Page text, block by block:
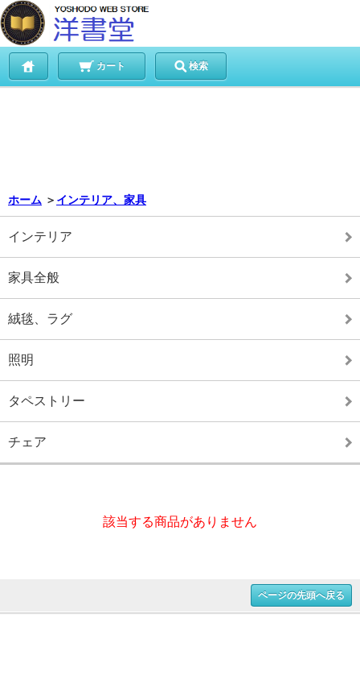
カート 検索
ホーム ＞ インテリア、家具
インテリア
家具全般
絨毯、ラグ
照明
タペストリー
チェア
該当する商品がありません
ページの先頭へ戻る